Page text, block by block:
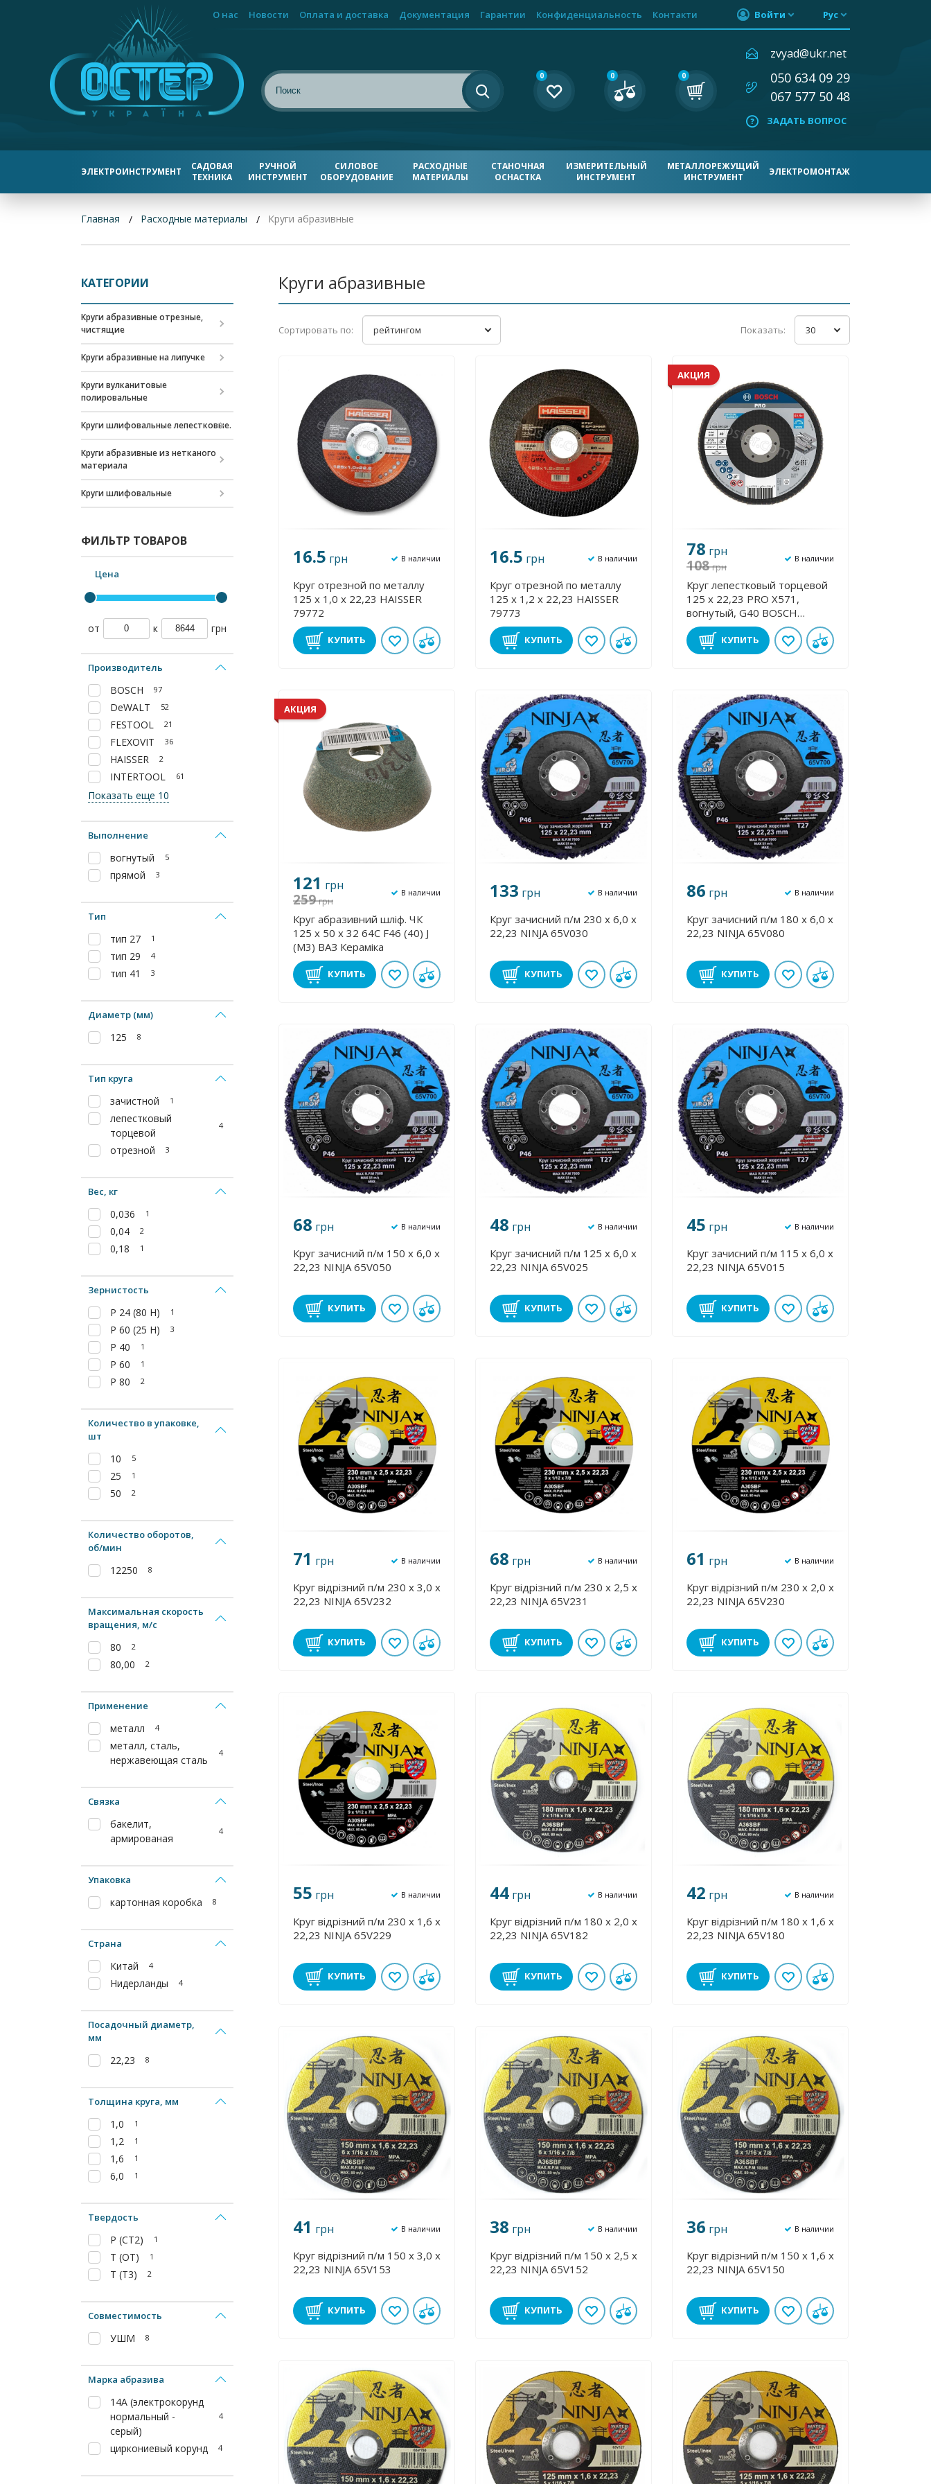
О нас Новости Оплата и доставка Документация Гарантии Конфиденциальность Контакти Войти Рус
0 0 0
zvyad@ukr.net
050 634 09 29
067 577 50 48
ЗАДАТЬ ВОПРОС
ЭЛЕКТРОИНСТРУМЕНТ
САДОВАЯ
ТЕХНИКА
РУЧНОЙ
ИНСТРУМЕНТ
СИЛОВОЕ
ОБОРУДОВАНИЕ
РАСХОДНЫЕ
МАТЕРИАЛЫ
СТАНОЧНАЯ
ОСНАСТКА
ИЗМЕРИТЕЛЬНЫЙ
ИНСТРУМЕНТ
МЕТАЛЛОРЕЖУЩИЙ
ИНСТРУМЕНТ
ЭЛЕКТРОМОНТАЖ
Главная Расходные материалы Круги абразивные
КАТЕГОРИИ
Круги абразивные отрезные,
чистящие
Круги абразивные на липучке
Круги вулканитовые
полировальные
Круги шлифовальные лепестковые.
Круги абразивные из нетканого
материала
Круги шлифовальные
ФИЛЬТР ТОВАРОВ
Цена
от к грн
Производитель
BOSCH 97
DeWALT 52
FESTOOL 21
FLEXOVIT 36
HAISSER 2
INTERTOOL 61
Показать еще 10
Выполнение
вогнутый 5
прямой 3
Тип
тип 27 1
тип 29 4
тип 41 3
Диаметр (мм)
125 8
Тип круга
зачистной 1
лепестковый
торцевой
4
отрезной 3
Вес, кг
0,036 1
0,04 2
0,18 1
Зернистость
P 24 (80 H) 1
P 60 (25 H) 3
Р 40 1
Р 60 1
Р 80 2
Количество в упаковке,
шт
10 5
25 1
50 2
Количество оборотов,
об/мин
12250 8
Максимальная скорость
вращения, м/с
80 2
80,00 2
Применение
металл 4
металл, сталь,
нержавеющая сталь
4
Связка
бакелит,
армированая
4
Упаковка
картонная коробка 8
Страна
Китай 4
Нидерланды 4
Посадочный диаметр,
мм
22,23 8
Толщина круга, мм
1,0 1
1,2 1
1,6 1
6,0 1
Твердость
P (СТ2) 1
T (ОТ) 1
T (Т3) 2
Совместимость
УШМ 8
Марка абразива
14А (электрокорунд
нормальный -
серый)
4
циркониевый корунд 4
Круги абразивные
Сортировать по: рейтингом Показать: 30
16.5 грн В наличии
Круг отрезной по металлу
125 х 1,0 х 22,23 HAISSER
79772
КУПИТЬ
16.5 грн В наличии
Круг отрезной по металлу
125 х 1,2 х 22,23 HAISSER
79773
КУПИТЬ
АКЦИЯ
78 грн
108 грн
В наличии
Круг лепестковый торцевой
125 х 22,23 PRO X571,
вогнутый, G40 BOSCH
2608606922
КУПИТЬ
АКЦИЯ
121 грн
259 грн
В наличии
Круг абразивний шліф. ЧК
125 х 50 х 32 64С F46 (40) J
(М3) ВАЗ Кераміка
КУПИТЬ
133 грн В наличии
Круг зачисний п/м 230 х 6,0 х
22,23 NINJA 65V030
КУПИТЬ
86 грн В наличии
Круг зачисний п/м 180 х 6,0 х
22,23 NINJA 65V080
КУПИТЬ
68 грн В наличии
Круг зачисний п/м 150 х 6,0 х
22,23 NINJA 65V050
КУПИТЬ
48 грн В наличии
Круг зачисний п/м 125 х 6,0 х
22,23 NINJA 65V025
КУПИТЬ
45 грн В наличии
Круг зачисний п/м 115 х 6,0 х
22,23 NINJA 65V015
КУПИТЬ
71 грн В наличии
Круг відрізний п/м 230 х 3,0 х
22,23 NINJA 65V232
КУПИТЬ
68 грн В наличии
Круг відрізний п/м 230 х 2,5 х
22,23 NINJA 65V231
КУПИТЬ
61 грн В наличии
Круг відрізний п/м 230 х 2,0 х
22,23 NINJA 65V230
КУПИТЬ
55 грн В наличии
Круг відрізний п/м 230 х 1,6 х
22,23 NINJA 65V229
КУПИТЬ
44 грн В наличии
Круг відрізний п/м 180 х 2,0 х
22,23 NINJA 65V182
КУПИТЬ
42 грн В наличии
Круг відрізний п/м 180 х 1,6 х
22,23 NINJA 65V180
КУПИТЬ
41 грн В наличии
Круг відрізний п/м 150 х 3,0 х
22,23 NINJA 65V153
КУПИТЬ
38 грн В наличии
Круг відрізний п/м 150 х 2,5 х
22,23 NINJA 65V152
КУПИТЬ
36 грн В наличии
Круг відрізний п/м 150 х 1,6 х
22,23 NINJA 65V150
КУПИТЬ